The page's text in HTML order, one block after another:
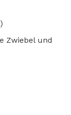
Zwiebel und